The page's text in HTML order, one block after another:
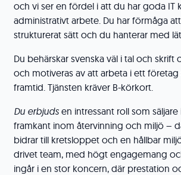
och vi ser en fördel i att du har goda IT
administrativt arbete. Du har förmåga
strukturerat sätt och du hanterar med
Du behärskar svenska väl i tal och
och motiveras av att arbeta i ett
framtid. Tjänsten kräver B-körkort.
Du erbjuds en intressant roll som
framkant inom återvinning och miljö –
bidrar till kretsloppet och en hållbar
drivet team, med högt engagemang
ingår i en stor koncern, där prestation